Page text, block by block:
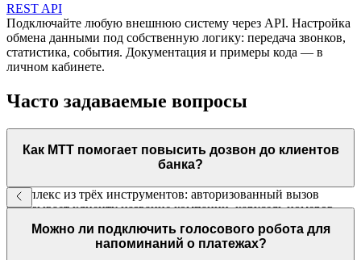
REST API
Подключайте любую внешнюю систему через API. Настройка
обмена данными под собственную логику: передача звонков,
статистика, события. Документация и примеры кода — в
личном кабинете.
Часто задаваемые вопросы
Как МТТ помогает повысить дозвон до клиентов
банка?
Комплекс из трёх инструментов: авторизованный вызов
показывает клиенту название компании, карусель номеров
ротирует исходящие номера, детектор автоответчиков
отсеивает роботов. Вместе они поднимают конверсию
исходящих с 4–6% до 10%.
Можно ли подключить голосового робота для
напоминаний о платежах?